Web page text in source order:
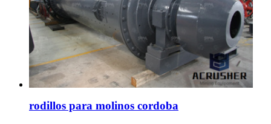
rodillos para molinos cordoba